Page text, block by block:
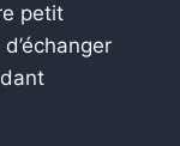
petit